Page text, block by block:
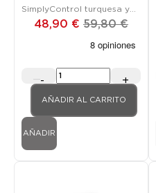
SimplyControl turquesa y
amarillo
48,90 € 59,80 €
- +
AÑADIR AL CARRITO
AÑADIR